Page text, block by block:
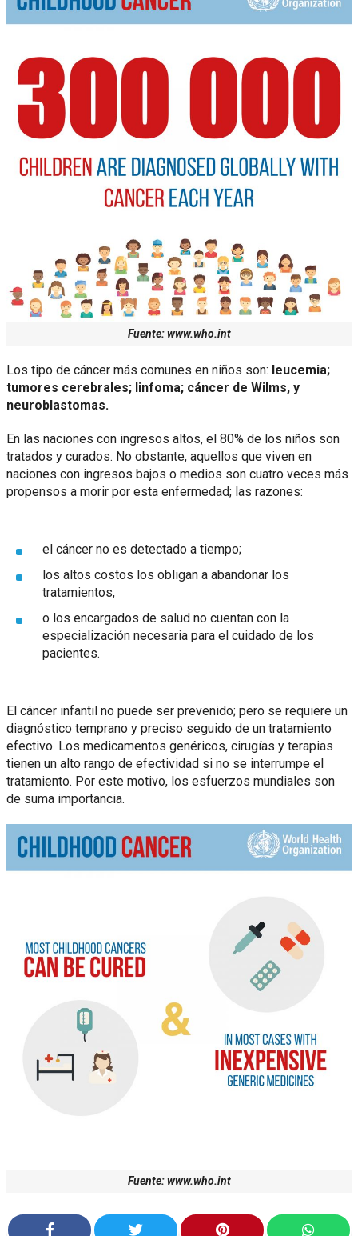
Fuente: www.who.int
Los tipo de cáncer más comunes en niños son: leucemia;
tumores cerebrales; linfoma; cáncer de Wilms, y
neuroblastomas.
En las naciones con ingresos altos, el 80% de los niños son
tratados y curados. No obstante, aquellos que viven en
naciones con ingresos bajos o medios son cuatro veces más
propensos a morir por esta enfermedad; las razones:
el cáncer no es detectado a tiempo;
los altos costos los obligan a abandonar los
tratamientos,
o los encargados de salud no cuentan con la
especialización necesaria para el cuidado de los
pacientes.
El cáncer infantil no puede ser prevenido; pero se requiere un
diagnóstico temprano y preciso seguido de un tratamiento
efectivo. Los medicamentos genéricos, cirugías y terapias
tienen un alto rango de efectividad si no se interrumpe el
tratamiento. Por este motivo, los esfuerzos mundiales son
de suma importancia.
Fuente: www.who.int